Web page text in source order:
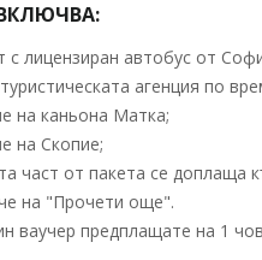
с лицензиран автобус от
агенция по
на каньона Матка;
на Скопие;
част от пакета се доплаща
на "Прочети още".
ваучер предплащате на 1